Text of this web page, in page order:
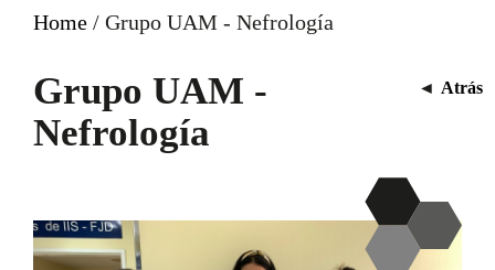
Home / Grupo UAM - Nefrología
Grupo UAM -
Nefrología
◄ Atrás